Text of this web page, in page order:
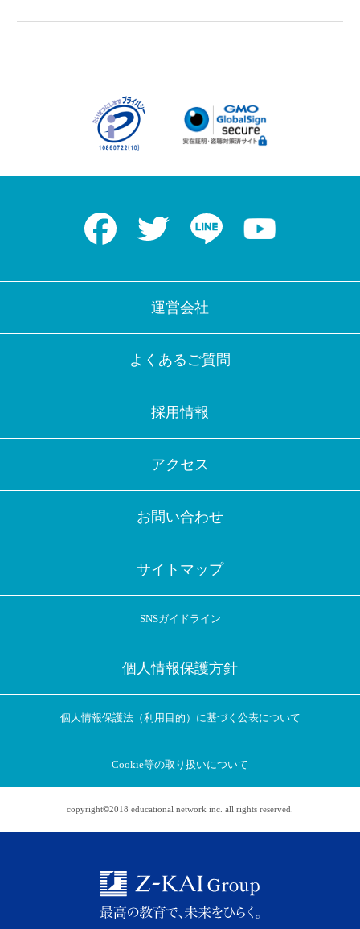
アプリに切り替えてみませんか
アプリ限定のコラムを配信中！
Facebook Twitter LINE
運営会社
よくあるご質問
採用情報
アクセス
お問い合わせ
サイトマップ
SNSガイドライン
個人情報保護方針
個人情報保護法（利用目的）に基づく公表について
Cookie等の取り扱いについて
copyright©2018 educational network inc. all rights reserved.